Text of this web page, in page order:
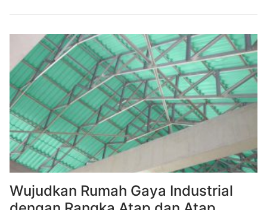
Wujudkan Rumah Gaya Industrial